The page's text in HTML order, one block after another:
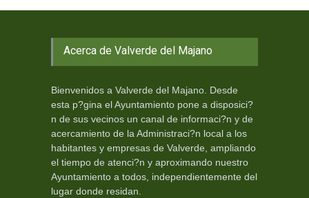
Acerca de Valverde del Majano
Bienvenidos a Valverde del Majano. Desde
esta p?gina el Ayuntamiento pone a disposici?
n de sus vecinos un canal de informaci?n y de
acercamiento de la Administraci?n local a los
habitantes y empresas de Valverde, ampliando
el tiempo de atenci?n y aproximando nuestro
Ayuntamiento a todos, independientemente del
lugar donde residan.